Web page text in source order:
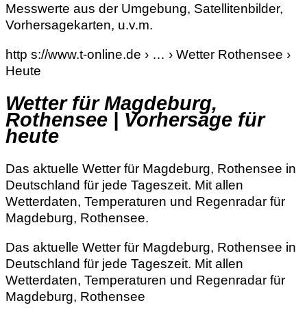
Messwerte aus der Umgebung, Satellitenbilder,
Vorhersagekarten, u.v.m.
http s://www.t-online.de › … › Wetter Rothensee ›
Heute
Wetter für Magdeburg,
Rothensee | Vorhersage für
heute
Das aktuelle Wetter für Magdeburg, Rothensee in
Deutschland für jede Tageszeit. Mit allen
Wetterdaten, Temperaturen und Regenradar für
Magdeburg, Rothensee.
Das aktuelle Wetter für Magdeburg, Rothensee in
Deutschland für jede Tageszeit. Mit allen
Wetterdaten, Temperaturen und Regenradar für
Magdeburg, Rothensee